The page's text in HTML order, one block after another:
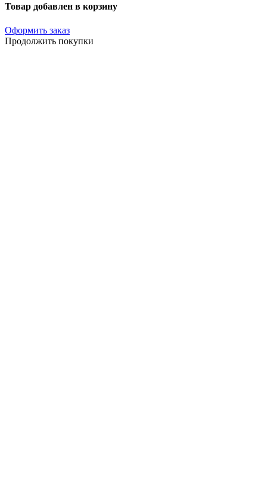
Товар добавлен в корзину
Оформить заказ
Продолжить покупки